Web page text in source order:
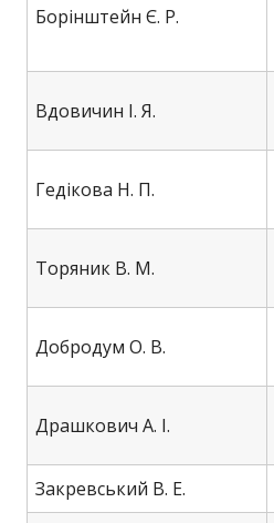
Борінштейн Є. Р.
Вдовичин І. Я.
Гедікова Н. П.
Торяник В. М.
Добродум О. В.
Драшкович А. І.
Закревський В. Е.